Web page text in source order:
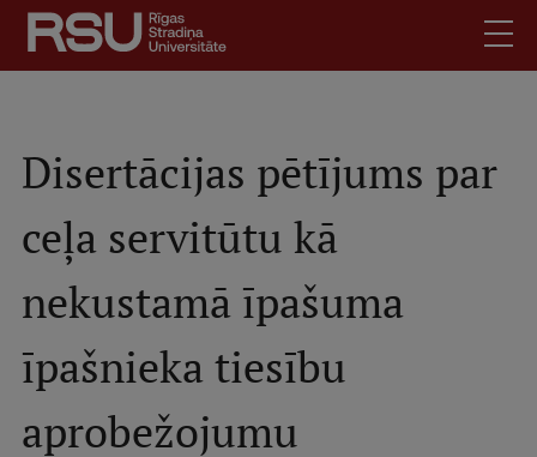
Pārlekt
galveno
saturu
Mobile
augšējā
izvēlne
Studentiem
Absolventiem
Darba devējiem
Bibliotēka
Disertācijas pētījums par
ceļa servitūtu kā
nekustamā īpašuma
īpašnieka tiesību
aprobežojumu